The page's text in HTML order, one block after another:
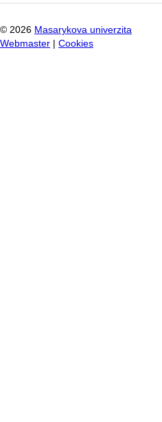
© 2026 Masarykova univerzita
Webmaster
Cookies